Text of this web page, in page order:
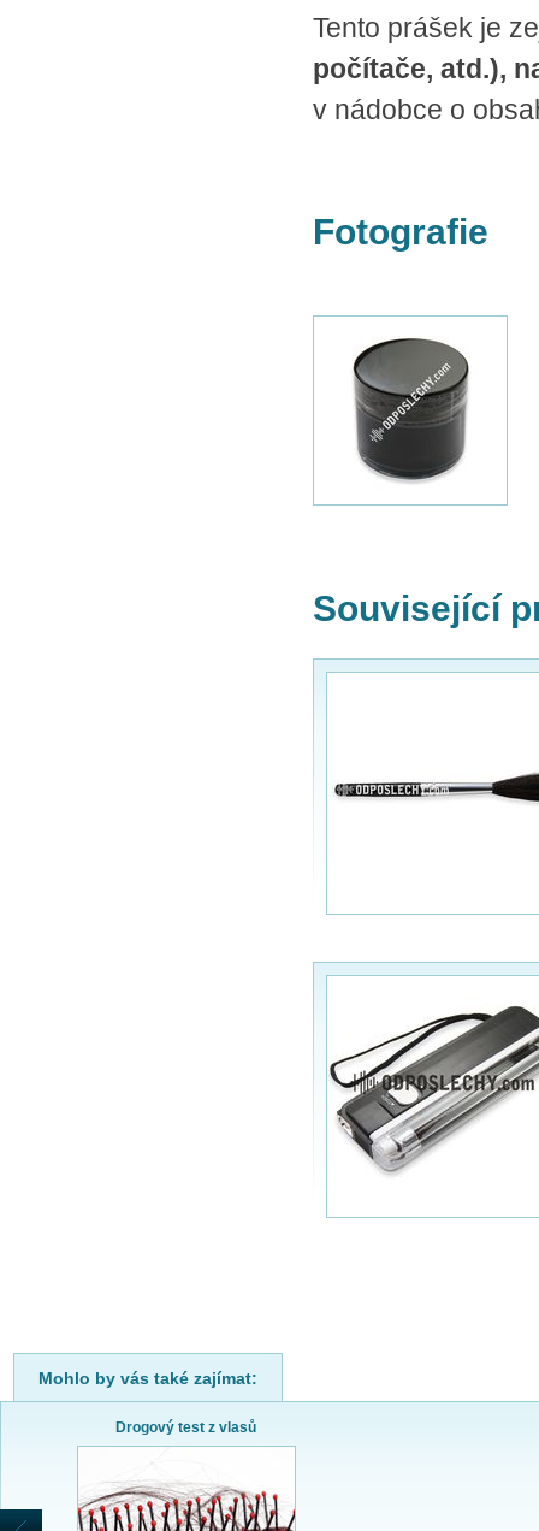
Tento prášek je
počítače, atd.),
v nádobce o
Fotografie
Související
Mohlo by vás také zajímat:
Drogový test z vlasů